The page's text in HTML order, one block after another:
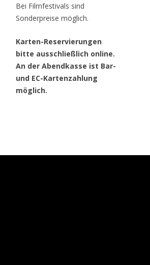
Bei Filmfestivals sind
Sonderpreise möglich.
Karten-Reservierungen
bitte ausschließlich online.
An der Abendkasse ist Bar-
und EC-Kartenzahlung
möglich.